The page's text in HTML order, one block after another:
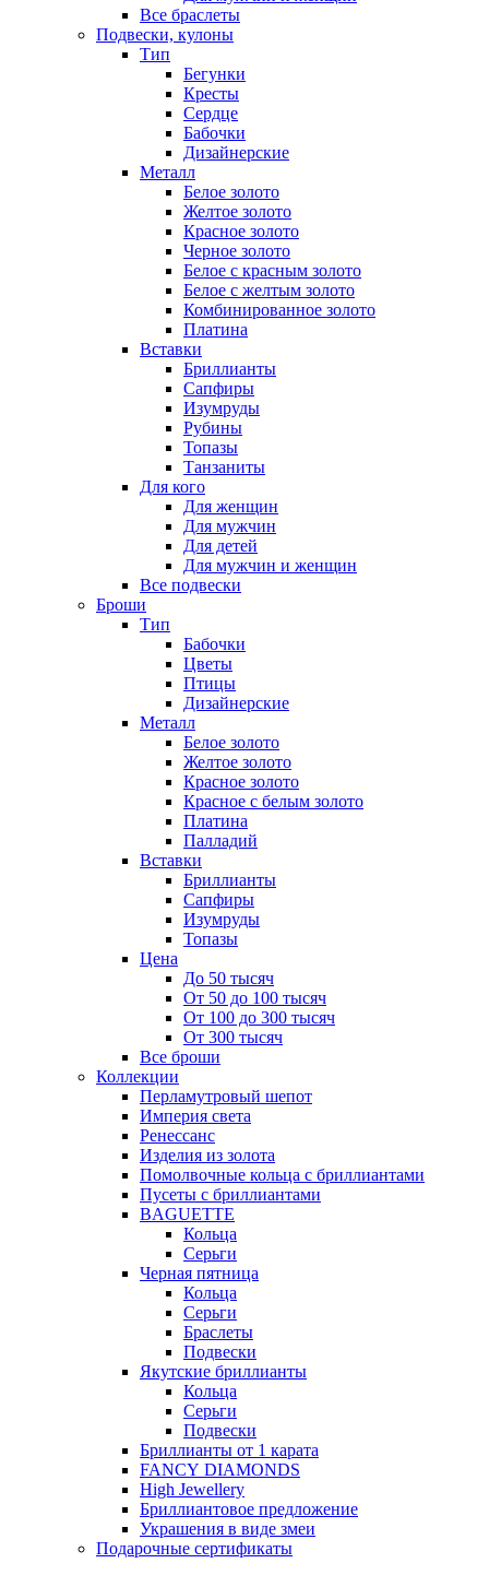
Все браслеты
Подвески, кулоны
Тип
Бегунки
Кресты
Сердце
Бабочки
Дизайнерские
Металл
Белое золото
Желтое золото
Красное золото
Черное золото
Белое с красным золото
Белое с желтым золото
Комбинированное золото
Платина
Вставки
Бриллианты
Сапфиры
Изумруды
Рубины
Топазы
Танзаниты
Для кого
Для женщин
Для мужчин
Для детей
Для мужчин и женщин
Все подвески
Броши
Тип
Бабочки
Цветы
Птицы
Дизайнерские
Металл
Белое золото
Желтое золото
Красное золото
Красное с белым золото
Платина
Палладий
Вставки
Бриллианты
Сапфиры
Изумруды
Топазы
Цена
До 50 тысяч
От 50 до 100 тысяч
От 100 до 300 тысяч
От 300 тысяч
Все броши
Коллекции
Перламутровый шепот
Империя света
Ренессанс
Изделия из золота
Помолвочные кольца с бриллиантами
Пусеты с бриллиантами
BAGUETTE
Кольца
Серьги
Черная пятница
Кольца
Серьги
Браслеты
Подвески
Якутские бриллианты
Кольца
Серьги
Подвески
Бриллианты от 1 карата
FANCY DIAMONDS
High Jewellery
Бриллиантовое предложение
Украшения в виде змеи
Подарочные сертификаты